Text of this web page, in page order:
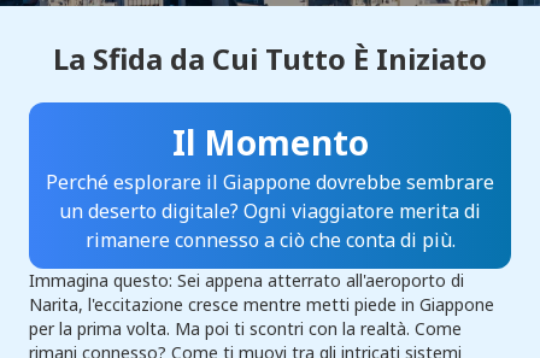
La Sfida da Cui Tutto È Iniziato
Immagina questo: Sei appena atterrato all'aeroporto di
Narita, l'eccitazione cresce mentre metti piede in Giappone
per la prima volta. Ma poi ti scontri con la realtà. Come
rimani connesso? Come ti muovi tra gli intricati sistemi
Il Momento
Perché esplorare il Giappone dovrebbe sembrare
un deserto digitale? Ogni viaggiatore merita di
rimanere connesso a ciò che conta di più.